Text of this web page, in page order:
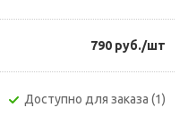
790 руб./шт
Доступно для заказа (1)